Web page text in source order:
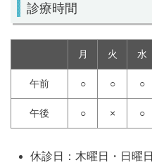
診療時間
月 火 水
午前 ○ ○ ○
午後 ○ × ○
休診日：木曜日・日曜日